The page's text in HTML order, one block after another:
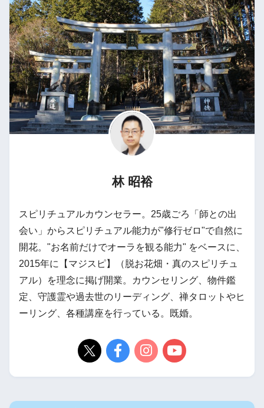
林 昭裕
スピリチュアルカウンセラー。25歳ごろ「師との出
会い」からスピリチュアル能力が"修行ゼロ"で自然に
開花。"お名前だけでオーラを観る能力" をベースに、
2015年に【マジスピ】（脱お花畑・真のスピリチュ
アル）を理念に掲げ開業。カウンセリング、物件鑑
定、守護霊や過去世のリーディング、禅タロットやヒ
ーリング、各種講座を行っている。既婚。